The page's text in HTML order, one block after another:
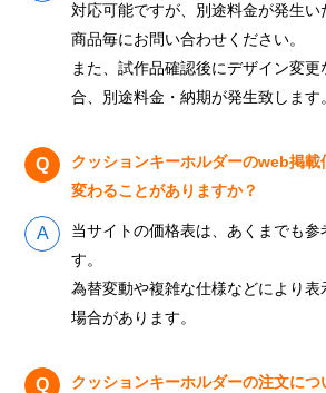
対応可能ですが、別途料金が発生い
商品毎にお問い合わせください。
また、試作品確認後にデザイン変更
合、別途料金・納期が発生致します
クッションキーホルダーのweb掲載
変わることがありますか？
当サイトの価格表は、あくまでも参
す。
為替変動や複雑な仕様などにより表
場合があります。
クッションキーホルダーの注文につ